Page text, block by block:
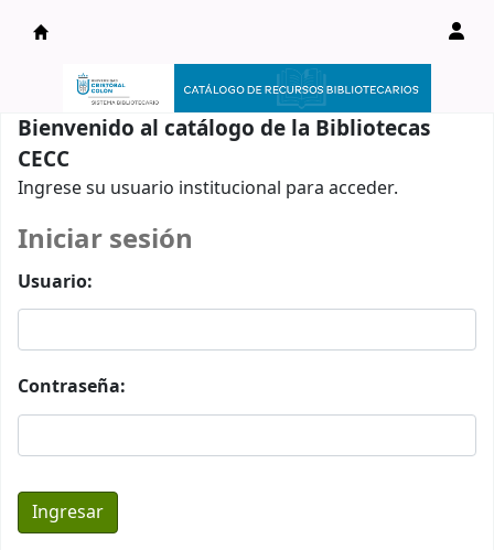
Catálogo en línea
Bienvenido al catálogo de la Bibliotecas
CECC
Ingrese su usuario institucional para acceder.
Iniciar sesión
Usuario:
Contraseña: